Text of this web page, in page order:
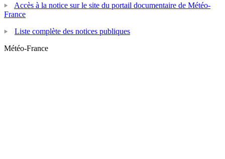
Accès à la notice sur le site du portail documentaire de Météo-
France
Liste complète des notices publiques
Météo-France